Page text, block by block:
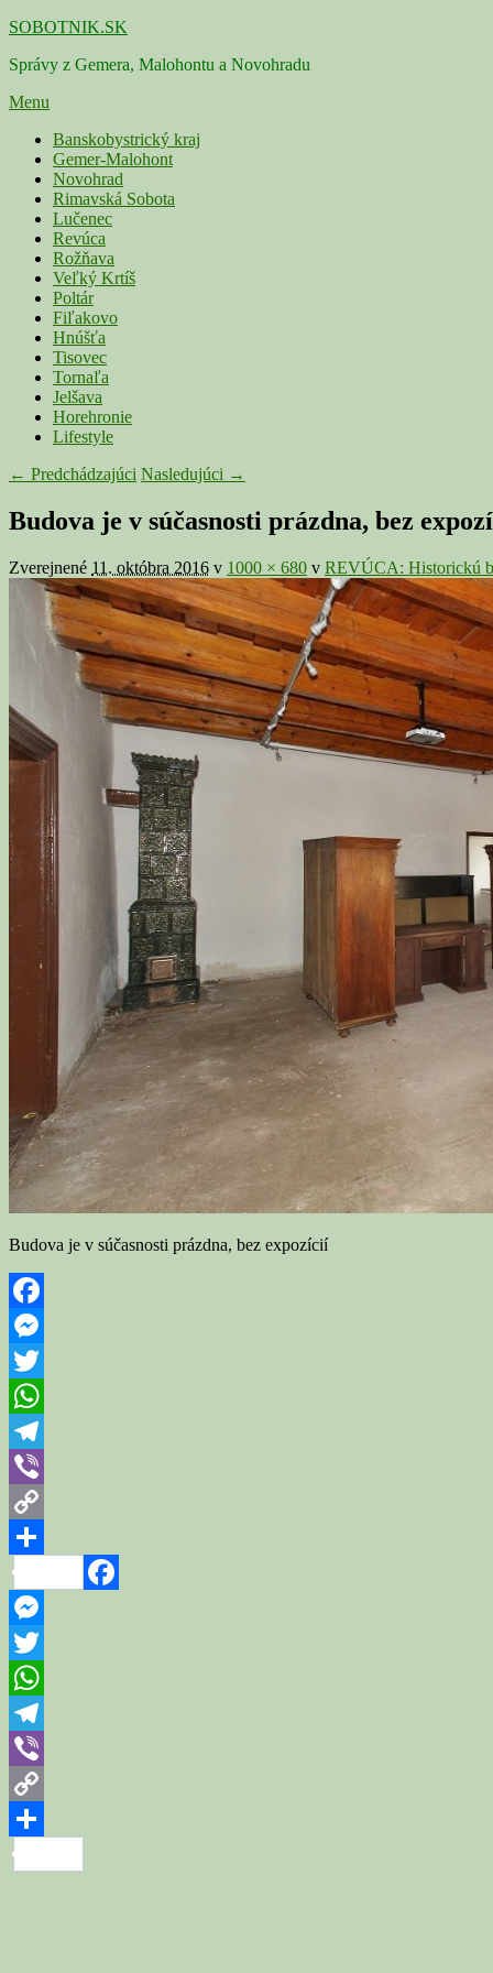
Skip
content
SOBOTNIK.SK
Správy z Gemera, Malohontu a Novohradu
Menu
Primárne
menu
Banskobystrický kraj
Gemer-Malohont
Novohrad
Rimavská Sobota
Lučenec
Revúca
Rožňava
Veľký Krtíš
Poltár
Fiľakovo
Hnúšťa
Tisovec
Tornaľa
Jelšava
Horehronie
Lifestyle
Navigácia
galérii
← Predchádzajúci Nasledujúci →
Budova je v súčasnosti prázdna, bez
Zverejnené 11. októbra 2016 v 1000 × 680 v REVÚCA: Historickú
Budova je v súčasnosti prázdna, bez expozícií
Facebook
Messenger
Twitter
WhatsApp
Telegram
Viber
Copy
Link
Share
Facebook
Messenger
Twitter
WhatsApp
Telegram
Viber
Copy
Link